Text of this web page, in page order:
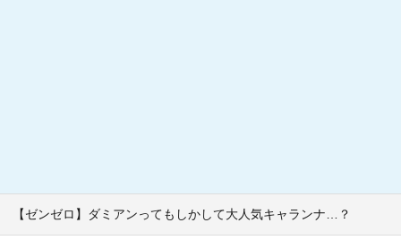
【ゼンゼロ】ダミアンってもしかして大人気キャランナ…？